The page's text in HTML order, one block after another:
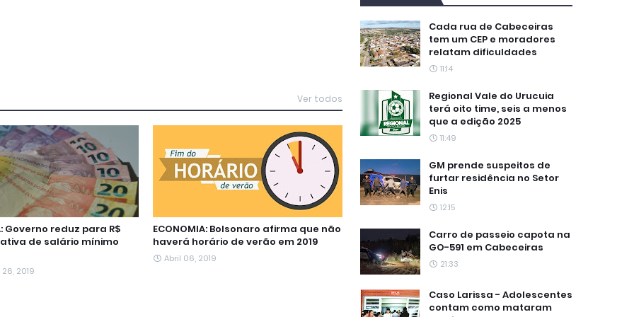
Ver todos
Governo reduz para R$
de salário mínimo
2019
ECONOMIA: Bolsonaro afirma que não
haverá horário de verão em 2019
Abril 06, 2019
Cada rua de Cabeceiras
tem um CEP e moradores
relatam dificuldades
11:14
Regional Vale do Urucuia
terá oito time, seis a menos
que a edição 2025
11:49
GM prende suspeitos de
furtar residência no Setor
Enis
12:15
Carro de passeio capota na
GO-591 em Cabeceiras
21:33
Caso Larissa - Adolescentes
contam como mataram